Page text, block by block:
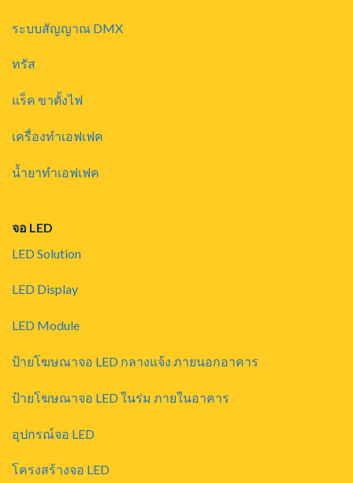
ระบบสัญญาณ DMX
ทรัส
แร็ค ขาตั้งไฟ
เครื่องทำเอฟเฟค
น้ำยาทำเอฟเฟค
จอ LED
LED Solution
LED Display
LED Module
ป้ายโฆษณาจอ LED กลางแจ้ง ภายนอกอาคาร
ป้ายโฆษณาจอ LED ในร่ม ภายในอาคาร
อุปกรณ์จอ LED
โครงสร้างจอ LED